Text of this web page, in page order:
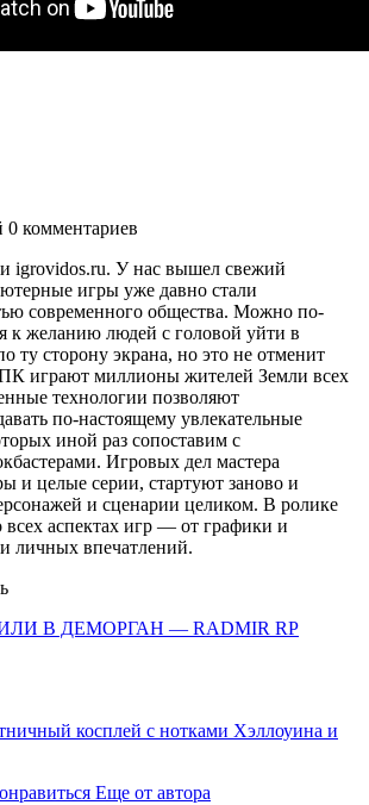
0 комментариев
igrovidos.ru. У нас вышел свежий
игры уже давно стали
современного общества. Можно по-
к желанию людей с головой уйти в
ту сторону экрана, но это не отменит
ПК играют миллионы жителей Земли всех
технологии позволяют
по-настоящему увлекательные
иной раз сопоставим с
Игровых дел мастера
и целые серии, стартуют заново и
и сценарии целиком. В ролике
всех аспектах игр — от графики и
личных впечатлений.
В ДЕМОРГАН — RADMIR RP
косплей с нотками Хэллоуина и
Еще от автора